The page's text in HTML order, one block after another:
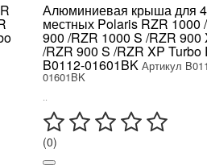
Алюминиевая крыша для
местных Polaris RZR 1000
900 /RZR 1000 S /RZR 900
/RZR 900 S /RZR XP Turbo
B0112-01601BK Артикул
01601BK
(0)